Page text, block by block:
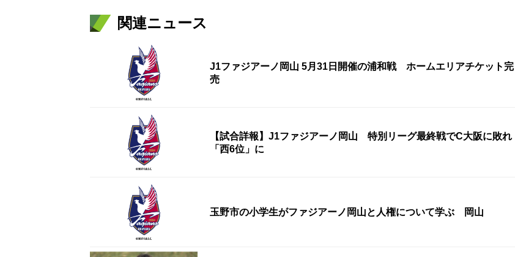
関連ニュース
J1ファジアーノ岡山 5月31日開催の浦和戦 ホームエリアチケット完
売
【試合詳報】J1ファジアーノ岡山 特別リーグ最終戦でC大阪に敗れ
「西6位」に
玉野市の小学生がファジアーノ岡山と人権について学ぶ 岡山